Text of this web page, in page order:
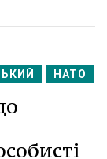
НАТО